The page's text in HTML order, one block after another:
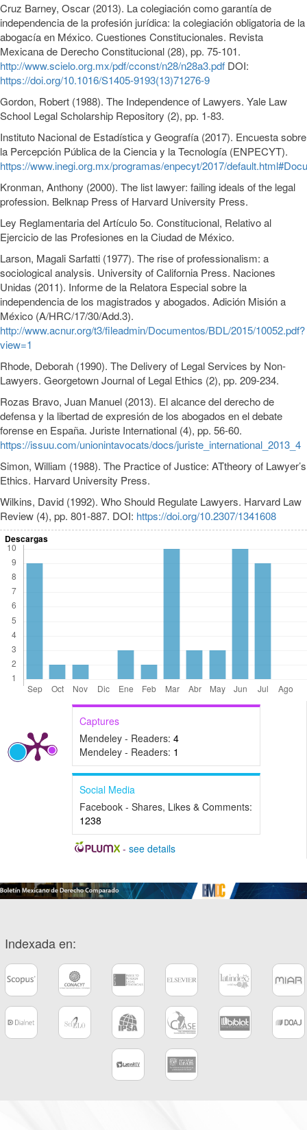
Cruz Barney, Oscar (2013). La colegiación como garantía de
independencia de la profesión jurídica: la colegiación obligatoria de la
abogacía en México. Cuestiones Constitucionales. Revista
Mexicana de Derecho Constitucional (28), pp. 75-101.
http://www.scielo.org.mx/pdf/cconst/n28/n28a3.pdf DOI:
https://doi.org/10.1016/S1405-9193(13)71276-9
Gordon, Robert (1988). The Independence of Lawyers. Yale Law
School Legal Scholarship Repository (2), pp. 1-83.
Instituto Nacional de Estadística y Geografía (2017). Encuesta sobre
la Percepción Pública de la Ciencia y la Tecnología (ENPECYT).
https://www.inegi.org.mx/programas/enpecyt/2017/
Kronman, Anthony (2000). The list lawyer: failing ideals of the legal
profession. Belknap Press of Harvard University Press.
Ley Reglamentaria del Artículo 5o. Constitucional, Relativo al
Ejercicio de las Profesiones en la Ciudad de México.
Larson, Magali Sarfatti (1977). The rise of professionalism: a
sociological analysis. University of California Press. Naciones
Unidas (2011). Informe de la Relatora Especial sobre la
independencia de los magistrados y abogados. Adición Misión a
México (A/HRC/17/30/Add.3).
http://www.acnur.org/t3/fileadmin/Documentos/BDL/2015/10052.pdf?
view=1
Rhode, Deborah (1990). The Delivery of Legal Services by Non-
Lawyers. Georgetown Journal of Legal Ethics (2), pp. 209-234.
Rozas Bravo, Juan Manuel (2013). El alcance del derecho de
defensa y la libertad de expresión de los abogados en el debate
forense en España. Juriste International (4), pp. 56-60.
https://issuu.com/unionintavocats/docs/juriste_international_2013_4
Simon, William (1988). The Practice of Justice: ATtheory of Lawyer’s
Ethics. Harvard University Press.
Wilkins, David (1992). Who Should Regulate Lawyers. Harvard Law
Review (4), pp. 801-887. DOI: https://doi.org/10.2307/1341608
Descargas
Captures
Mendeley - Readers: 4
Mendeley - Readers: 1
Social Media
Facebook - Shares, Likes & Comments:
1238
- see details
Indexada en: